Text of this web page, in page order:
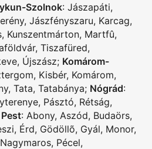
Szolnok: Jászapáti,
, Jászfényszaru, Karcag,
, Kunszentmárton, Martfû,
, Tiszafüred,
, Újszász; Komárom-
, Kisbér, Komárom,
, Tata, Tatabánya; Nógrád:
, Pásztó, Rétság,
Pest: Abony, Aszód, Budaörs,
, Érd, Gödöllõ, Gyál, Monor,
Nagymaros, Pécel,